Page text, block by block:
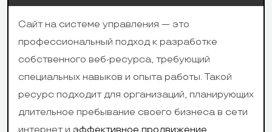
Сайт на системе управления — это
профессиональный подход к разработке
собственного веб-ресурса, требующий
специальных навыков и опыта работы. Такой
ресурс подходит для организаций, планирующих
длительное пребывание своего бизнеса в сети